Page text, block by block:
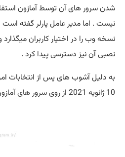
شدن سرور های آن توسط آمازون
نیست . اما مدیر عامل پارلر گفته است
نسخه وب را در اختیار کاربران
نصبی آن نیز دسترسی پیدا کرد .
به دلیل آشوب های پس از انتخابات
10 ژانویه 2021 از روی سرور های آمازون پاک شده است .